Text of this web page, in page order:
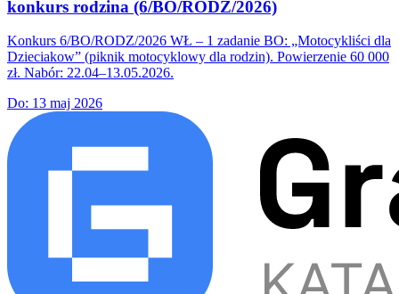
konkurs rodzina (6/BO/RODZ/2026)
Konkurs 6/BO/RODZ/2026 WŁ – 1 zadanie BO: „Motocykliści dla
Dzieciakow” (piknik motocyklowy dla rodzin). Powierzenie 60 000
zł. Nabór: 22.04–13.05.2026.
Do: 13 maj 2026